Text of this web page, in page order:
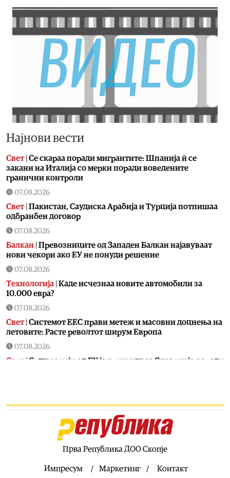
Најнови вести
Свет| Се скараа поради мигрантите: Шпанија ѝ се
закани на Италија со мерки поради воведените
гранични контроли
07.08.2026
Свет| Пакистан, Саудиска Арабија и Турција потпишаа
одбранбен договор
07.08.2026
Балкан Превозниците од Западен Балкан најавуваат
нови чекори ако ЕУ не понуди решение
07.08.2026
Технологија Kаде исчезнаа новите автомобили за
10.000 евра?
07.08.2026
Свет| Системот ЕЕС прави метеж и масовни доцнења на
летовите: Расте револтот ширум Европа
07.08.2026
Свет | Седум земји од ЕУ ја критикуваа Словенија поради
Балкан|Отворена за сообраќај уште една делница од
патот Елбасан – Ќафасан
Момче на мотор загина во стравична
„алфа-ромео“
Прва Република ДОО Скопје
Импресум Маркетинг Контакт